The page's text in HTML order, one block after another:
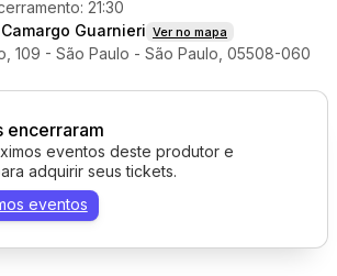
21:30
Guarnieri Ver no mapa
109 - São Paulo - São Paulo, 05508-060
encerraram
eventos deste produtor e
adquirir seus tickets.
eventos